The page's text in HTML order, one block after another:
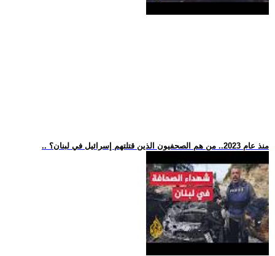
.. منذ عام 2023.. من هم الصحفيون الذين قتلتهم إسرائيل في لبنان؟